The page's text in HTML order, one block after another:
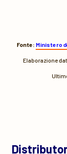
Fonte: Ministero
Elaborazione